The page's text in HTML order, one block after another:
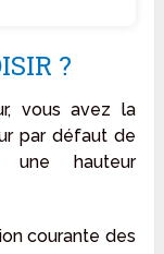
?
vous avez la
par défaut de
hauteur
courante des